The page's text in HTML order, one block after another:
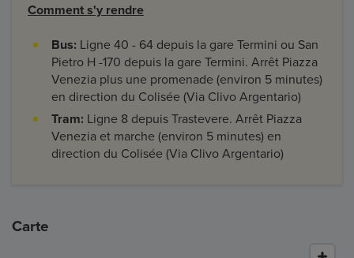
Comment s'y rendre
Bus: Ligne 40 - 64 depuis la gare Termini ou San
Pietro H -170 depuis la gare Termini. Arrêt Piazza
Venezia plus une promenade (environ 5 minutes)
en direction du Colisée (Via Clivo Argentario)
Tram: Ligne 8 depuis Trastevere. Arrêt Piazza
Venezia et marche (environ 5 minutes) en
direction du Colisée (Via Clivo Argentario)
Carte